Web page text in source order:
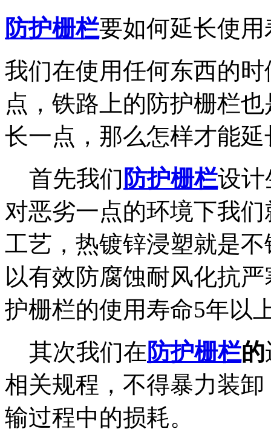
防护栅栏要如何延长使用
我们在使用任何东西的
点，铁路上的防护栅栏
长一点，那么怎样才能
首先我们 防护栅栏设计
对恶劣一点的环境下我
工艺，热镀锌浸塑就是
以有效防腐蚀耐风化抗
护栅栏的使用寿命5年以
其次我们在 防护栅栏的
相关规程，不得暴力装
输过程中的损耗。